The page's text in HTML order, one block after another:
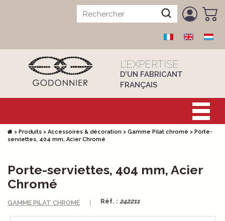
L’EXPERTISE
D’UN FABRICANT
FRANÇAIS
> Produits > Accessoires & décoration > Gamme Pilat chromé > Porte-
serviettes, 404 mm, Acier Chromé
Porte-serviettes, 404 mm, Acier
Chromé
GAMME PILAT CHROMÉ Réf. : 242211